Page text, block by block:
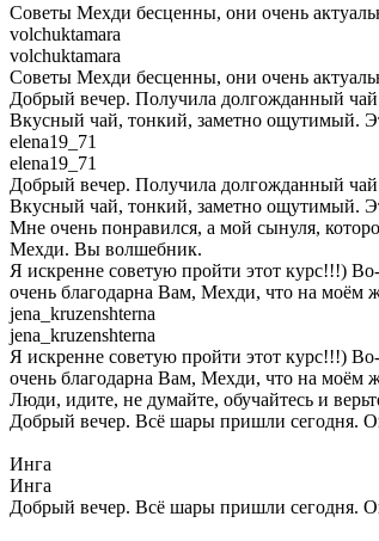
Советы Мехди бесценны, они очень
volchuktamara
volchuktamara
Советы Мехди бесценны, они очень
Добрый вечер. Получила долгожданный чай
Вкусный чай, тонкий, заметно ощутимый.
elena19_71
elena19_71
Добрый вечер. Получила долгожданный чай
Вкусный чай, тонкий, заметно ощутимый.
Мне очень понравился, а мой сынуля,
Мехди. Вы волшебник.
Я искренне советую пройти этот курс!!!)
очень благодарна Вам, Мехди, что на
jena_kruzenshterna
jena_kruzenshterna
Я искренне советую пройти этот курс!!!)
очень благодарна Вам, Мехди, что на моём
Люди, идите, не думайте, обучайтесь и
Добрый вечер. Всё шары пришли сегодня.
Инга
Инга
Добрый вечер. Всё шары пришли сегодня.